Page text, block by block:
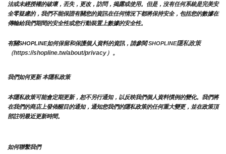
法或未經授權的破壞，丟失，更改，訪問，揭露或使用。但是，沒有任何系統是完美安
全零疑慮的，我們不能保證有關您的資訊在任何情況下都將保持安全，包括您的數據在
傳輸給我們期間的安全性或您行動裝置上數據的安全性。
有關SHOPLINE如何保留和保護個人資料的資訊，請參閱 SHOPLINE隱私政策
（https://shopline.tw/about/privacy）。
我們如何更新 本隱私政策
本隱私政策可能會定期更新，恕不另行通知，以反映我們個人資料慣例的變化。我們將
在我們的商店上發佈醒目的通知，通知您我們的隱私政策的任何重大變更，並在政策頂
部註明最近更新時間。
如何聯繫我們